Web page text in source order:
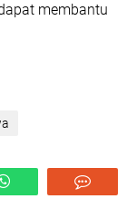
membantu